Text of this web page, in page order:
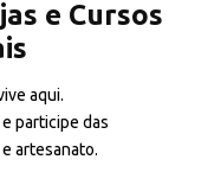
e Cursos
aqui.
participe das
artesanato.